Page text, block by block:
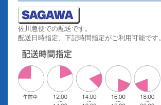
佐川急便での配送です。
配送日時指定、下記時間指定がご利用可能です。